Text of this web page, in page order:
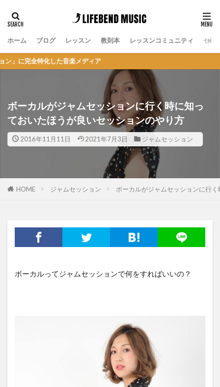
ホーム ブログ レッスン 教則本 レッスンコミュニティ セッ
音楽メディア
ボーカルがジャムセッションに行く時に知っ
ておいたほうが良いセッションのやり方
2016年11月11日 2021年7月3日 ジャムセッション
HOME ジャムセッション ボーカルがジャムセッションに行
ボーカルってジャムセッションで何をすればいいの？